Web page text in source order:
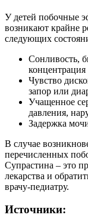
У детей побочные
возникают крайне
следующих
Сонливость,
Чувство
запор или
Учащенное
давления,
Задержка
В случае
перечисленных
Супрастина – это
лекарства и
врачу-педиатру.
Источники: